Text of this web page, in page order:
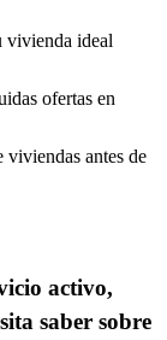
vivienda ideal
ofertas en
viviendas antes de
activo,
saber sobre